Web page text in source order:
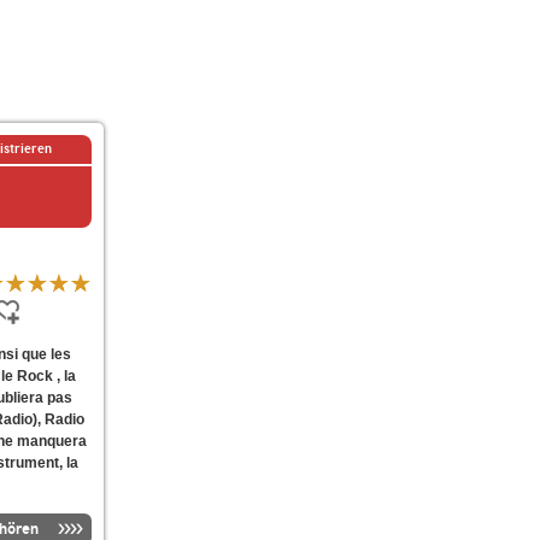
que les
Rock , la
pas
Radio
manquera
la